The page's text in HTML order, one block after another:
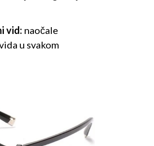
vid: naočale
u svakom